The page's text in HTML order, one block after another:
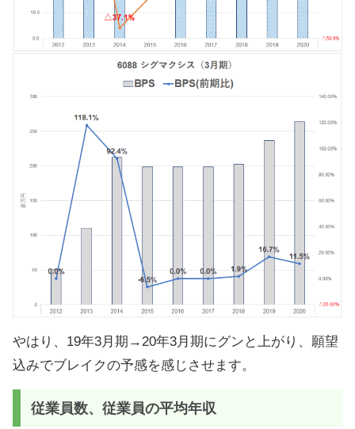
やはり、19年3月期→20年3月期にグンと上がり、願望
込みでブレイクの予感を感じさせます。
従業員数、従業員の平均年収